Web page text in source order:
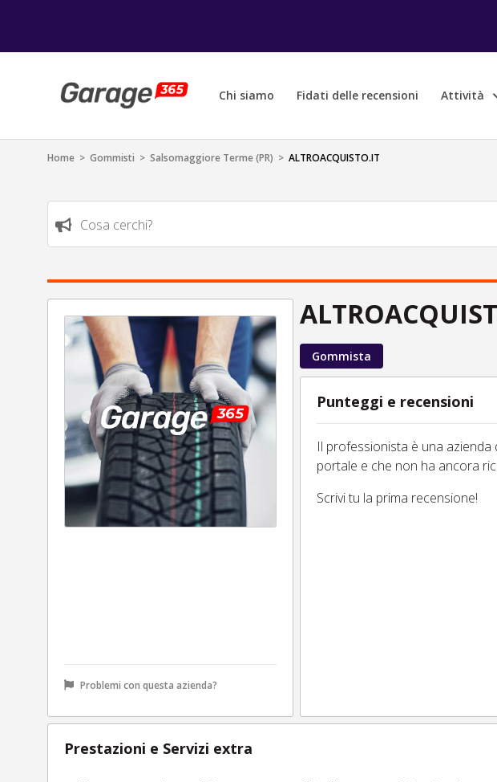
Chi siamo Fidati delle recensioni Attività
Home > Gommisti > Salsomaggiore Terme (PR) > ALTROACQUISTO.IT
Cosa cerchi?
Problemi con questa azienda?
Gommista
Punteggi e recensioni
Il professionista è una
portale e che non ha ancora
Scrivi tu la prima recensione!
Prestazioni e Servizi extra